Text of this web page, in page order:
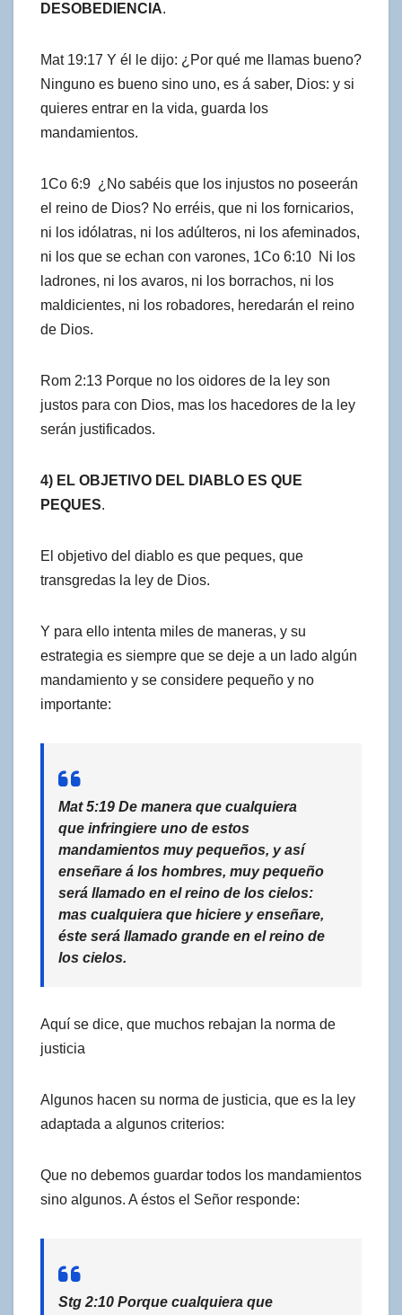
DESOBEDIENCIA.
Mat 19:17 Y él le dijo: ¿Por qué me llamas bueno?
Ninguno es bueno sino uno, es á saber, Dios: y si
quieres entrar en la vida, guarda los
mandamientos.
1Co 6:9 ¿No sabéis que los injustos no poseerán
el reino de Dios? No erréis, que ni los fornicarios,
ni los idólatras, ni los adúlteros, ni los afeminados,
ni los que se echan con varones, 1Co 6:10 Ni los
ladrones, ni los avaros, ni los borrachos, ni los
maldicientes, ni los robadores, heredarán el reino
de Dios.
Rom 2:13 Porque no los oidores de la ley son
justos para con Dios, mas los hacedores de la ley
serán justificados.
4) EL OBJETIVO DEL DIABLO ES QUE
PEQUES.
El objetivo del diablo es que peques, que
transgredas la ley de Dios.
Y para ello intenta miles de maneras, y su
estrategia es siempre que se deje a un lado algún
mandamiento y se considere pequeño y no
importante:
Mat 5:19 De manera que cualquiera
que infringiere uno de estos
mandamientos muy pequeños, y así
enseñare á los hombres, muy pequeño
será llamado en el reino de los cielos:
mas cualquiera que hiciere y enseñare,
éste será llamado grande en el reino de
los cielos.
Aquí se dice, que muchos rebajan la norma de
justicia
Algunos hacen su norma de justicia, que es la ley
adaptada a algunos criterios:
Que no debemos guardar todos los mandamientos
sino algunos. A éstos el Señor responde:
Stg 2:10 Porque cualquiera que